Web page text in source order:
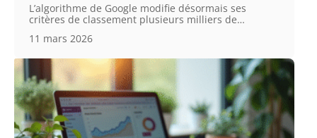
L’algorithme de Google modifie désormais ses
critères de classement plusieurs milliers de…
11 mars 2026